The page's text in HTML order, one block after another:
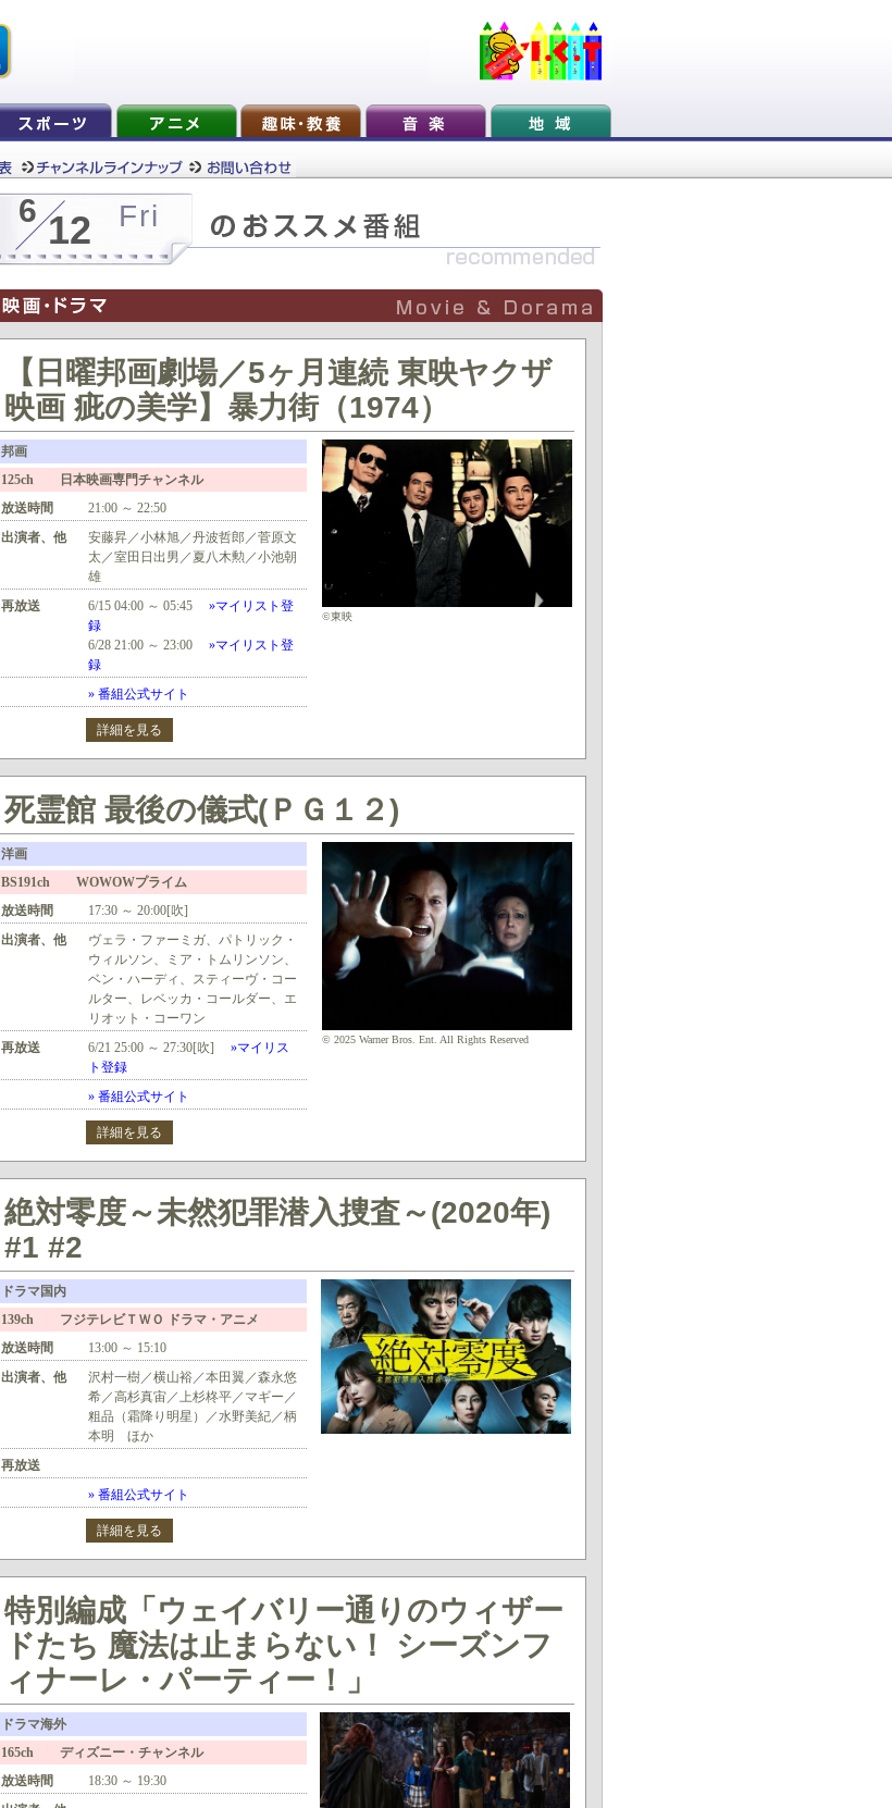
6 12 Fri
【日曜邦画劇場／5ヶ月連続 東映ヤクザ
映画 疵の美学】暴力街（1974）
邦画
125ch 日本映画専門チャンネル
放送時間
21:00 ～ 22:50
出演者、他
安藤昇／小林旭／丹波哲郎／菅原文
太／室田日出男／夏八木勲／小池朝
雄
再放送
6/15 04:00 ～ 05:45
»マイリスト登
録
6/28 21:00 ～ 23:00
»マイリスト登
録
» 番組公式サイト
詳細を見る
©東映
死霊館 最後の儀式(ＰＧ１２)
洋画
BS191ch WOWOWプライム
放送時間
17:30 ～ 20:00[吹]
出演者、他
ヴェラ・ファーミガ、パトリック・
ウィルソン、ミア・トムリンソン、
ベン・ハーディ、スティーヴ・コー
ルター、レベッカ・コールダー、エ
リオット・コーワン
再放送
6/21 25:00 ～ 27:30[吹]
»マイリス
ト登録
» 番組公式サイト
詳細を見る
© 2025 Warner Bros. Ent. All Rights Reserved
絶対零度～未然犯罪潜入捜査～(2020年)
#1 #2
ドラマ国内
139ch フジテレビＴＷＯ ドラマ・アニメ
放送時間
13:00 ～ 15:10
出演者、他
沢村一樹／横山裕／本田翼／森永悠
希／高杉真宙／上杉柊平／マギー／
粗品（霜降り明星）／水野美紀／柄
本明 ほか
再放送
» 番組公式サイト
詳細を見る
特別編成「ウェイバリー通りのウィザー
ドたち 魔法は止まらない！ シーズンフ
ィナーレ・パーティー！」
ドラマ海外
165ch ディズニー・チャンネル
放送時間
18:30 ～ 19:30